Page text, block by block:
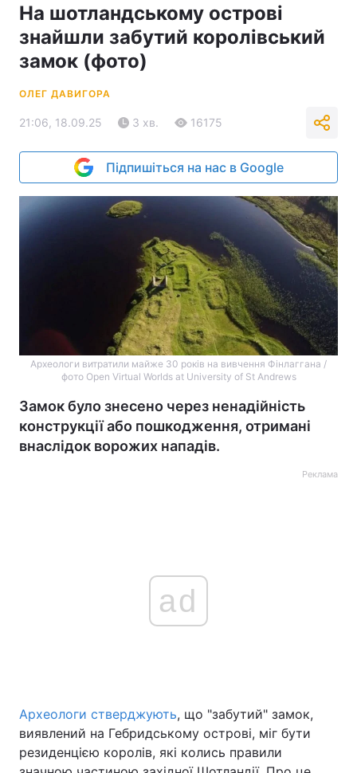
На шотландському острові
знайшли забутий королівський
замок (фото)
ОЛЕГ ДАВИГОРА
21:06, 18.09.25 3 хв. 16175
Підпишіться на нас в Google
Археологи витратили майже 30 років на вивчення Фінлаггана /
фото Open Virtual Worlds at University of St Andrews
Замок було знесено через ненадійність
конструкції або пошкодження, отримані
внаслідок ворожих нападів.
Реклама
ad
Археологи стверджують, що "забутий" замок,
виявлений на Гебридському острові, міг бути
резиденцією королів, які колись правили